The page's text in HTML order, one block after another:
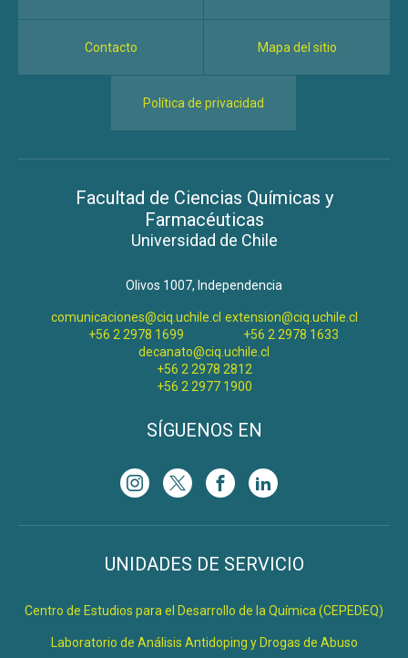
Contacto Mapa del sitio
Política de privacidad
Facultad de Ciencias Químicas y
Farmacéuticas
Universidad de Chile
Olivos 1007, Independencia
comunicaciones@ciq.uchile.cl
+56 2 2978 1699
extension@ciq.uchile.cl
+56 2 2978 1633
decanato@ciq.uchile.cl
+56 2 2978 2812
+56 2 2977 1900
SÍGUENOS EN
UNIDADES DE SERVICIO
Centro de Estudios para el Desarrollo de la Química (CEPEDEQ)
Laboratorio de Análisis Antidoping y Drogas de Abuso